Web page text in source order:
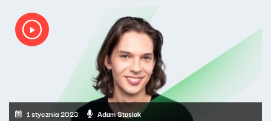
1 stycznia 2023 Adam Stasiak